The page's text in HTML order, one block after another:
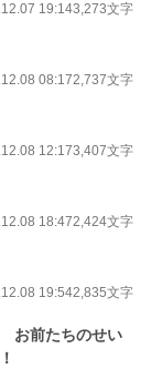
19:143,273文字
08:172,737文字
12:173,407文字
18:472,424文字
19:542,835文字
お前たちのせい